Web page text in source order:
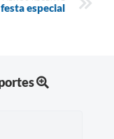
especial